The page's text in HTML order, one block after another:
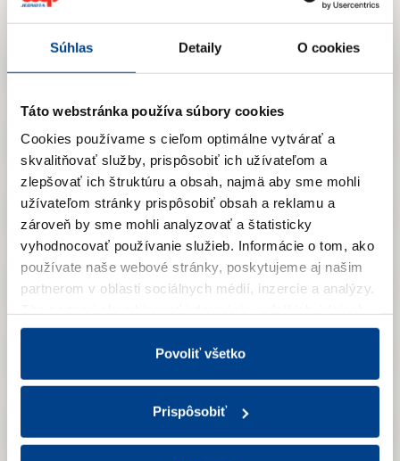
Súhlas Detaily O cookies
Táto webstránka používa súbory cookies
Cookies používame s cieľom optimálne vytvárať a
skvalitňovať služby, prispôsobiť ich užívateľom a
zlepšovať ich štruktúru a obsah, najmä aby sme mohli
užívateľom stránky prispôsobiť obsah a reklamu a
zároveň by sme mohli analyzovať a štatisticky
vyhodnocovať používanie služieb. Informácie o tom, ako
používate naše webové stránky, poskytujeme aj našim
partnerom v oblasti sociálnych médií, inzercie a analýzy.
ktoré vám poskytli alebo ktoré vás získali, keď ste
Viac informácií nájdete v Zásadách
spracúvania súborov cookies.
Povoliť všetko
Prispôsobiť
2024
2023
2022
2021